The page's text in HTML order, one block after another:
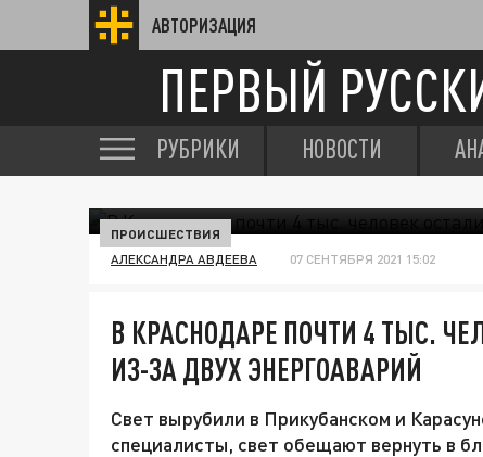
АВТОРИЗАЦИЯ
ПЕРВЫЙ
РУБРИКИ НОВОСТИ
ПРОИСШЕСТВИЯ
АЛЕКСАНДРА АВДЕЕВА 07 СЕНТЯБРЯ 2021 15:02
В КРАСНОДАРЕ ПОЧТИ 4 ТЫС.
ИЗ-ЗА ДВУХ ЭНЕРГОАВАРИЙ
Свет вырубили в Прикубанском и
специалисты, свет обещают вернуть в